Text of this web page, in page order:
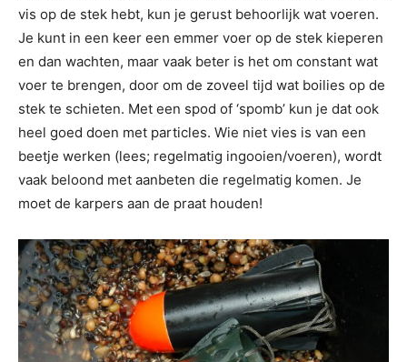
vis op de stek hebt, kun je gerust behoorlijk wat voeren.
Je kunt in een keer een emmer voer op de stek kieperen
en dan wachten, maar vaak beter is het om constant wat
voer te brengen, door om de zoveel tijd wat boilies op de
stek te schieten. Met een spod of ‘spomb’ kun je dat ook
heel goed doen met particles. Wie niet vies is van een
beetje werken (lees; regelmatig ingooien/voeren), wordt
vaak beloond met aanbeten die regelmatig komen. Je
moet de karpers aan de praat houden!